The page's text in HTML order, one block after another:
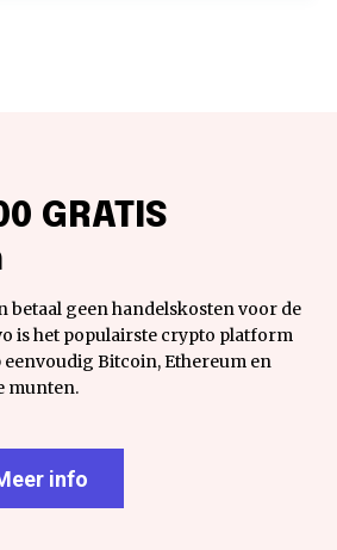
GRATIS
betaal geen handelskosten voor de
is het populairste crypto platform
Bitcoin, Ethereum en
munten.
info